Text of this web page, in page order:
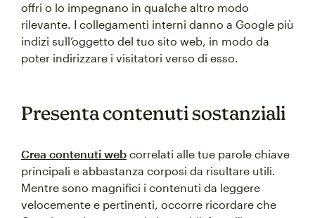
offri o lo impegnano in qualche altro modo
rilevante. I collegamenti interni danno a Google più
indizi sull’oggetto del tuo sito web, in modo da
poter indirizzare i visitatori verso di esso.
Presenta contenuti sostanziali
Crea contenuti web correlati alle tue parole chiave
principali e abbastanza corposi da risultare utili.
Mentre sono magnifici i contenuti da leggere
velocemente e pertinenti, occorre ricordare che